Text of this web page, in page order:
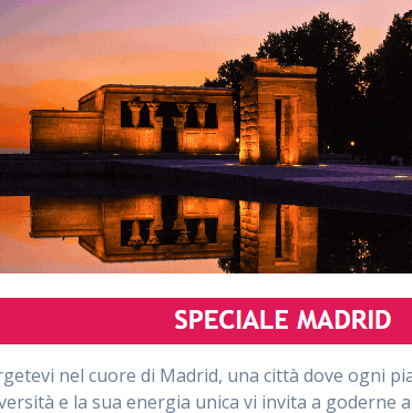
nel cuore di Madrid, una città dove ogni
e la sua energia unica vi invita a goderne